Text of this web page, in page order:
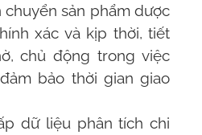
chuyển sản phẩm dược
xác và kịp thời, tiết
chủ động trong việc
bảo thời gian giao
dữ liệu phân tích chi